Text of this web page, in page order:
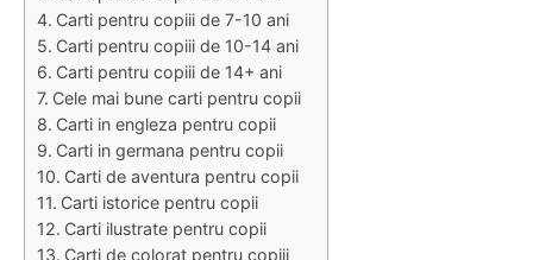
Carti pentru copiii de 7-10 ani
Carti pentru copiii de 10-14 ani
Carti pentru copiii de 14+ ani
Cele mai bune carti pentru copii
Carti in engleza pentru copii
Carti in germana pentru copii
Carti de aventura pentru copii
Carti istorice pentru copii
Carti ilustrate pentru copii
Carti de colorat pentru copiii